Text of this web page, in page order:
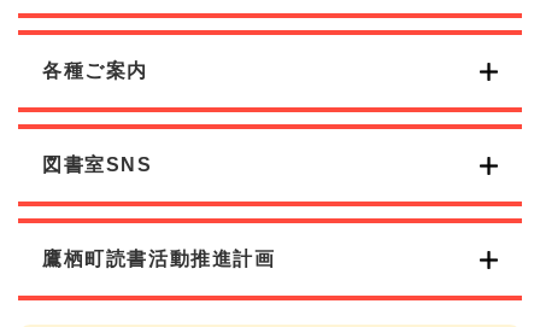
各種ご案内
図書室SNS
鷹栖町読書活動推進計画